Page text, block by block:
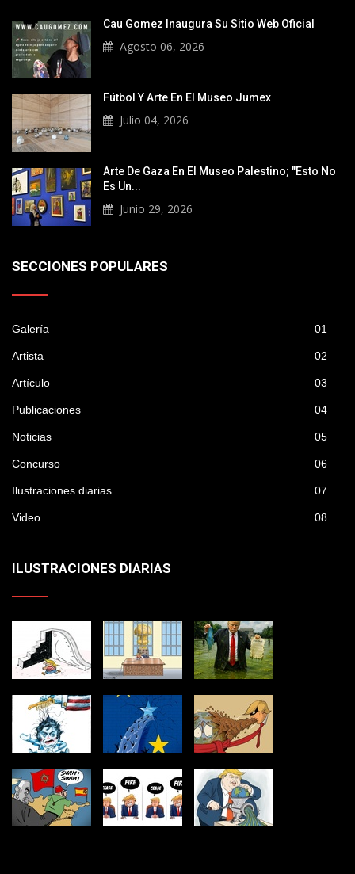
Cau Gomez Inaugura Su Sitio Web Oficial
Agosto 06, 2026
Fútbol Y Arte En El Museo Jumex
Julio 04, 2026
Arte De Gaza En El Museo Palestino; "Esto No
Es Un...
Junio 29, 2026
SECCIONES POPULARES
Galería 01
Artista 02
Artículo 03
Publicaciones 04
Noticias 05
Concurso 06
Ilustraciones diarias 07
Video 08
ILUSTRACIONES DIARIAS